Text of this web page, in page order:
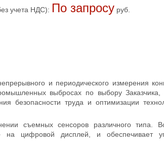
учета НДС): По запросу руб.
и периодического измерения
выбросах по выбору
безопасности труда и оптимизации
съемных сенсоров различного типа.
на цифровой дисплей, и обеспечивает